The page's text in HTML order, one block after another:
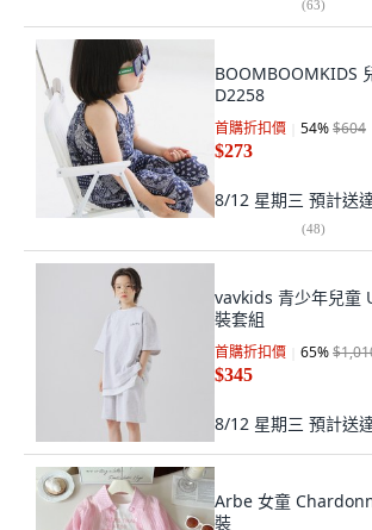
(63)
BOOMBOOMKIDS
D2258
首購折扣價 54%$604
$273
8/12 星期三 預計送
(48)
vavkids 青少年兒童
裝套組
首購折扣價 65%
$345
8/12 星期三 預計送
Arbe 女童
裝